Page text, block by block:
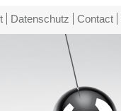
Datenschutz Contact